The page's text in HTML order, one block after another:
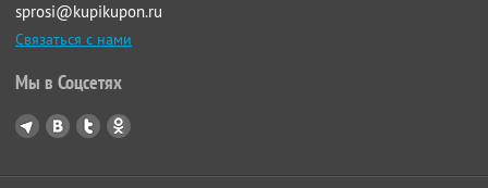
sprosi@kupikupon.ru
Связаться с нами
Мы в Соцсетях